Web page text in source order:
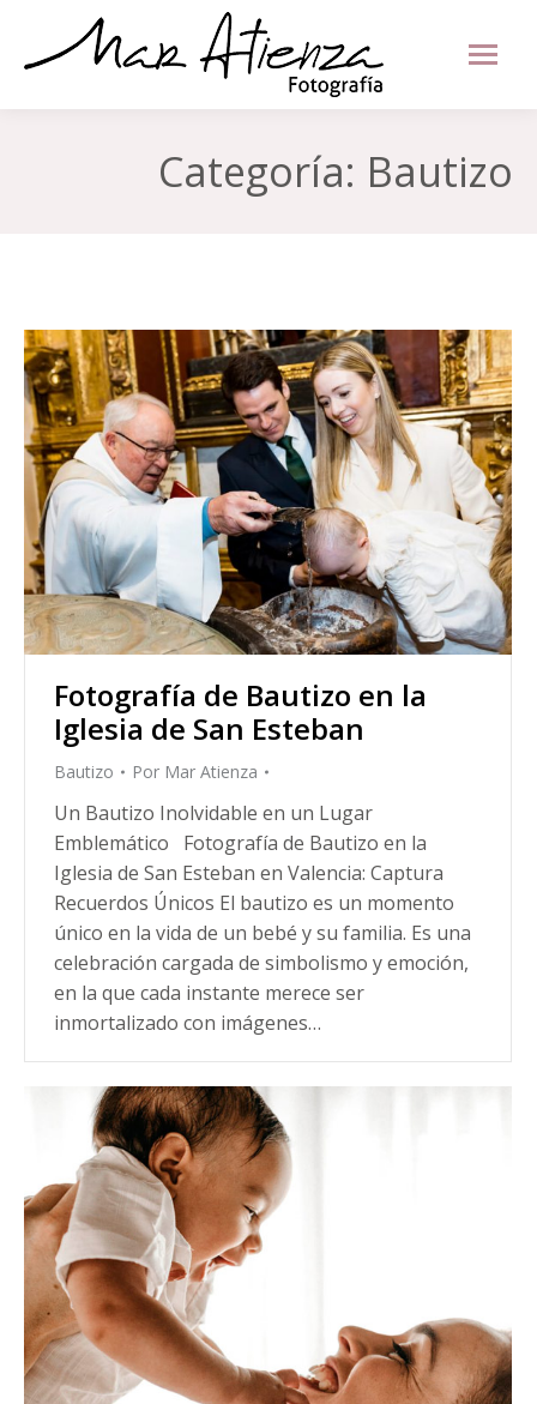
Categoría: Bautizo
Fotografía de Bautizo en la
Iglesia de San Esteban
Bautizo Por Mar Atienza
Un Bautizo Inolvidable en un Lugar
Emblemático Fotografía de Bautizo en la
Iglesia de San Esteban en Valencia: Captura
Recuerdos Únicos El bautizo es un momento
único en la vida de un bebé y su familia. Es una
celebración cargada de simbolismo y emoción,
en la que cada instante merece ser
inmortalizado con imágenes…